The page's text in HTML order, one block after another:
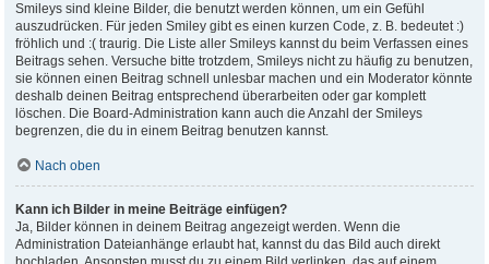
Smileys sind kleine Bilder, die benutzt werden können, um ein Gefühl
auszudrücken. Für jeden Smiley gibt es einen kurzen Code, z. B. bedeutet :)
fröhlich und :( traurig. Die Liste aller Smileys kannst du beim Verfassen eines
Beitrags sehen. Versuche bitte trotzdem, Smileys nicht zu häufig zu benutzen,
sie können einen Beitrag schnell unlesbar machen und ein Moderator könnte
deshalb deinen Beitrag entsprechend überarbeiten oder gar komplett
löschen. Die Board-Administration kann auch die Anzahl der Smileys
begrenzen, die du in einem Beitrag benutzen kannst.
Nach oben
Kann ich Bilder in meine Beiträge einfügen?
Ja, Bilder können in deinem Beitrag angezeigt werden. Wenn die
Administration Dateianhänge erlaubt hat, kannst du das Bild auch direkt